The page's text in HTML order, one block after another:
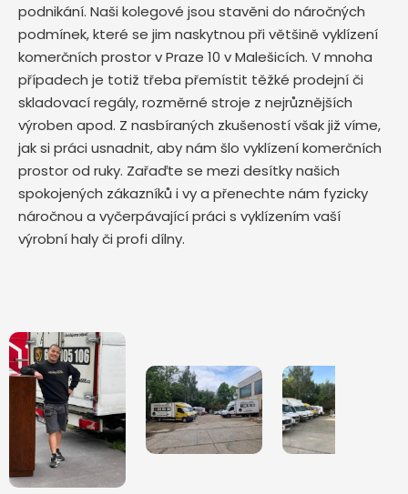
podnikání. Naši kolegové jsou stavěni do náročných
podmínek, které se jim naskytnou při většině vyklízení
komerčních prostor v Praze 10 v Malešicích. V mnoha
případech je totiž třeba přemístit těžké prodejní či
skladovací regály, rozměrné stroje z nejrůznějších
výroben apod. Z nasbíraných zkušeností však již víme,
jak si práci usnadnit, aby nám šlo vyklízení komerčních
prostor od ruky. Zařaďte se mezi desítky našich
spokojených zákazníků i vy a přenechte nám fyzicky
náročnou a vyčerpávající práci s vyklízením vaší
výrobní haly či profi dílny.